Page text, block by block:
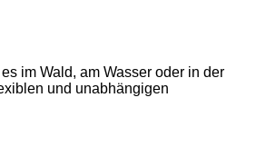
im Wald, am Wasser oder in der
und unabhängigen